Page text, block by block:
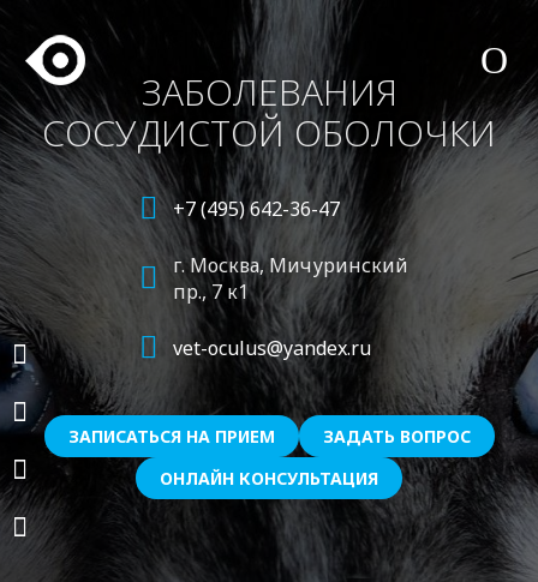
ЗАБОЛЕВАНИЯ
СОСУДИСТОЙ ОБОЛОЧКИ
+7 (495) 642-36-47
г. Москва,Мичуринский
пр., 7 к1
vet-oculus@yandex.ru
ЗАПИСАТЬСЯ НА ПРИЕМ
ЗАДАТЬ ВОПРОС
ОНЛАЙН КОНСУЛЬТАЦИЯ